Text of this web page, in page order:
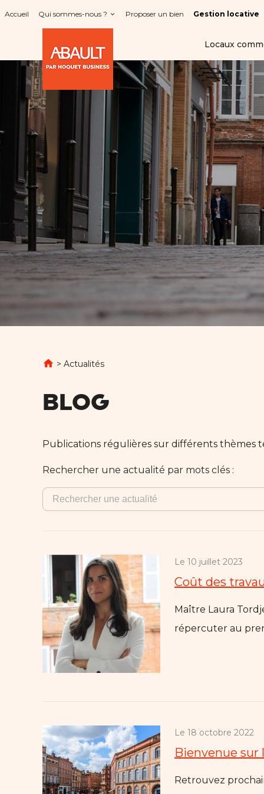
Accueil Qui sommes-nous ? Proposer un bien Gestion locative
Locaux
> Actualités
Blog
Publications régulières sur différents thèmes
Rechercher une actualité par mots clés :
Le 10 juillet 2023
Coût des
Maître Laura Tordjeman, avocate en droit commercial et droit des sociétés à Toulouse nous éclaire sur : La possibilité de
répercuter au
Le 18 octobre 2022
Bienvenue
Retrouvez